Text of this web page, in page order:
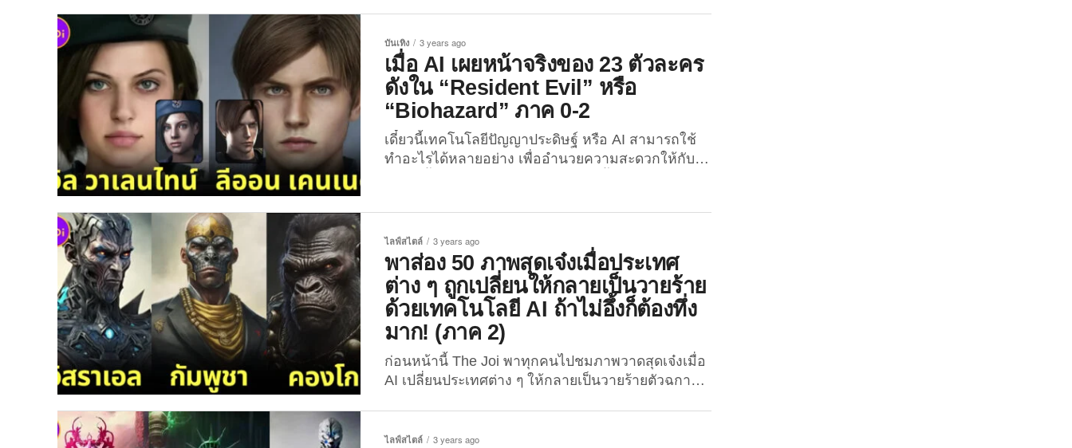
ภาพจากเทคโนโลยีปัญญาประดิษฐ์กันอีกครั้ง กับ 10
ตัวละครจากหนังซูเปอร์ฮีโร่ Marvel ในรูปแบบของชิ้น
งานศิลปะกระดาษสุดเจ๋งที่สร้างด้วย AI ผลงานจากคุณ
ศิลปิน “Paul Parsons” ผู้เป็นเจ้าของแอคเคาท์
Instagram @jed.ai.master ที่ตอนนี้มีผู้กดติดตามไป
แล้วกว่า 1.5 แสนคน! ตามไปดูกันดีกว่าว่าตัวละครซู
เปอร์ฮีโร่...
บันเทิง 3 years ago
เมื่อ AI เผยหน้าจริงของ 23 ตัวละคร
ดังใน “Resident Evil” หรือ
“Biohazard” ภาค 0-2
เดี๋ยวนี้เทคโนโลยีปัญญาประดิษฐ์ หรือ AI สามารถใช้
ทำอะไรได้หลายอย่าง เพื่ออำนวยความสะดวกให้กับ
กันแน่? แต่สำหรับเจ้าของช่อง YouTube ชื่อว่า
“Passion Dimension 熱情次元” เขาได้ใช้ AI ทำความ
ฝันของตัวเองที่อยากจะเห็นหน้าตาจริงของตัวละครดัง
จากเกมล่าผีดิบสุดมันตลอดกาลอย่าง “Resident Evil”
หรือฝั่งประเทศญี่ปุ่นเรียกว่า “Biohazard” ให้เป็นจริง
และนี่คือ 23 หน้าตาจริงของตัวละครในเกมดังกล่าวที่
เขาใช้ AI...
ไลฟ์สไตล์ 3 years ago
พาส่อง 50 ภาพสุดเจ๋งเมื่อประเทศ
ต่าง ๆ ถูกเปลี่ยนให้กลายเป็นวายร้าย
ด้วยเทคโนโลยี AI ถ้าไม่อึ้งก็ต้องทึ่ง
มาก! (ภาค 2)
ก่อนหน้านี้ The Joi พาทุกคนไปชมภาพวาดสุดเจ๋งเมื่อ
AI เปลี่ยนประเทศต่าง ๆ ให้กลายเป็นวายร้ายตัวฉกาจ
บทความนี้เราเลยจะพาเพื่อน ๆ ไปส่องอีก 50 ประเทศที่
ไลฟ์สไตล์ 3 years ago